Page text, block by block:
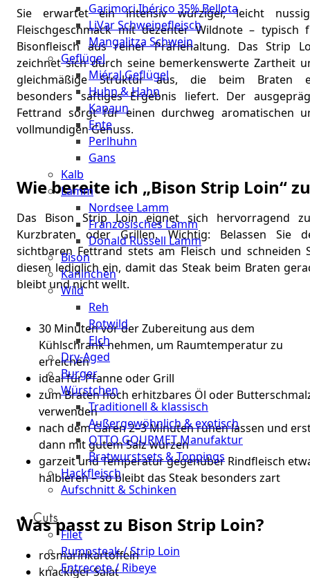
Garimori Ibérico 35% Bellota
LiVar Schweinefleisch
Mangalitza Schwein
Geflügel
Miéral Geflügel
Huhn & Hahn
Kapaun
Ente
Perlhuhn
Gans
Kalb
Lamm
Nordsee Lamm
Französisches Lamm
Donald Russell Lamm
Bison
Kaninchen
Wild
Reh
Rotwild
Elch
Dry-Aged
Burger
Würstchen
Traditionell & klassisch
Außergewöhnlich & exotisch
OTTO GOURMET Manufaktur
Bratwurstsets & Toppings
Hackfleisch
Aufschnitt & Schinken
Cuts
Filet
Rumpsteak / Strip Loin
Entrecote / Ribeye
Sie erwartet ein intensiv würziger, leicht
Fleischgeschmack mit dezenter Wildnote – typisch
Bisonfleisch aus reiner Präriehaltung. Das Strip
zeichnet sich durch seine bemerkenswerte Zartheit
gleichmäßige Struktur aus, die beim Braten
besonders saftiges Ergebnis liefert. Der
Fettrand sorgt für einen durchweg aromatischen
vollmundigen Genuss.
Wie bereite ich „Bison Strip Loin“
Das Bison Strip Loin eignet sich hervorragend
Kurzbraten oder Grillen. Wichtig: Belassen Sie
sichtbaren Fettrand stets am Fleisch und schneiden
diesen lediglich ein, damit das Steak beim Braten
bleibt und nicht wellt.
30 Minuten vor der Zubereitung aus dem
Kühlschrank nehmen, um Raumtemperatur zu
erreichen
ideal für Pfanne oder Grill
zum Braten hoch erhitzbares Öl oder
verwenden
nach dem Garen 2–3 Minuten ruhen lassen und
dann mit gutem Salz würzen
garzeit und Temperatur gegenüber Rindfleisch
halbieren – so bleibt das Steak besonders zart
Was passt zu Bison Strip Loin?
rosmarinkartoffeln
knackiger Salat